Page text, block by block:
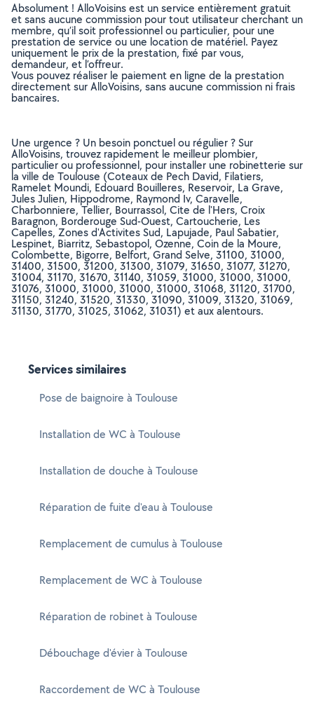
Absolument ! AlloVoisins est un service entièrement gratuit
et sans aucune commission pour tout utilisateur cherchant un
membre, qu’il soit professionnel ou particulier, pour une
prestation de service ou une location de matériel. Payez
uniquement le prix de la prestation, fixé par vous,
demandeur, et l’offreur.
Vous pouvez réaliser le paiement en ligne de la prestation
directement sur AlloVoisins, sans aucune commission ni frais
bancaires.
Une urgence ? Un besoin ponctuel ou régulier ? Sur
AlloVoisins, trouvez rapidement le meilleur plombier,
particulier ou professionnel, pour installer une robinetterie sur
la ville de Toulouse (Coteaux de Pech David, Filatiers,
Ramelet Moundi, Edouard Bouilleres, Reservoir, La Grave,
Jules Julien, Hippodrome, Raymond Iv, Caravelle,
Charbonniere, Tellier, Bourrassol, Cite de l'Hers, Croix
Baragnon, Borderouge Sud-Ouest, Cartoucherie, Les
Capelles, Zones d'Activites Sud, Lapujade, Paul Sabatier,
Lespinet, Biarritz, Sebastopol, Ozenne, Coin de la Moure,
Colombette, Bigorre, Belfort, Grand Selve, 31100, 31000,
31400, 31500, 31200, 31300, 31079, 31650, 31077, 31270,
31004, 31170, 31670, 31140, 31059, 31000, 31000, 31000,
31076, 31000, 31000, 31000, 31000, 31068, 31120, 31700,
31150, 31240, 31520, 31330, 31090, 31009, 31320, 31069,
31130, 31770, 31025, 31062, 31031) et aux alentours.
Services similaires
Pose de baignoire à Toulouse
Installation de WC à Toulouse
Installation de douche à Toulouse
Réparation de fuite d'eau à Toulouse
Remplacement de cumulus à Toulouse
Remplacement de WC à Toulouse
Réparation de robinet à Toulouse
Débouchage d'évier à Toulouse
Raccordement de WC à Toulouse